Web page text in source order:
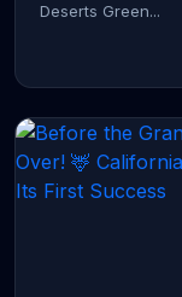
Deserts Green...